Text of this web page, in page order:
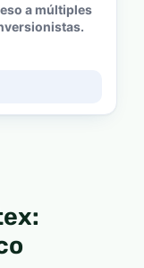
a múltiples